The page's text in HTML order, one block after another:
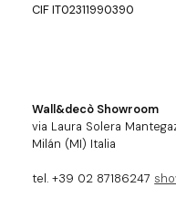
CIF IT02311990390
Wall&decò Showroom
via Laura Solera
Milán (MI) Italia
tel. +39 02 87186247